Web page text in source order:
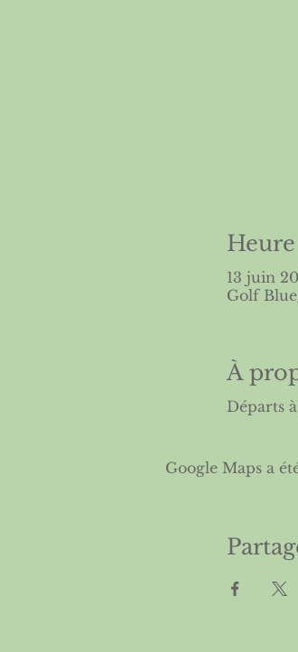
13 juin
Golf
À
Départs
Google Maps a